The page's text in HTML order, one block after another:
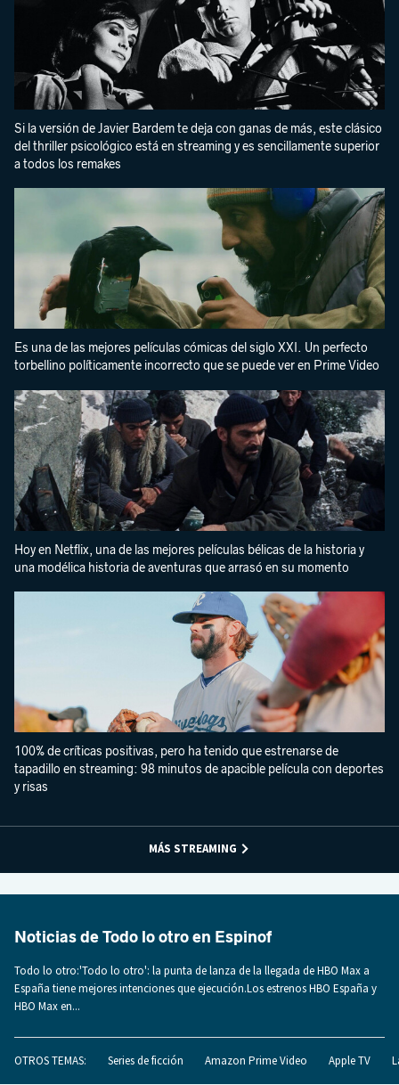
Si la versión de Javier Bardem te deja con ganas de más, este clásico
del thriller psicológico está en streaming y es sencillamente superior
a todos los remakes
Es una de las mejores películas cómicas del siglo XXI. Un perfecto
torbellino políticamente incorrecto que se puede ver en Prime Video
Hoy en Netflix, una de las mejores películas bélicas de la historia y
una modélica historia de aventuras que arrasó en su momento
100% de críticas positivas, pero ha tenido que estrenarse de
tapadillo en streaming: 98 minutos de apacible película con deportes
y risas
MÁS STREAMING
Noticias de Todo lo otro en Espinof
Todo lo otro:'Todo lo otro': la punta de lanza de la llegada de HBO Max a
España tiene mejores intenciones que ejecución.Los estrenos HBO España y
HBO Max en...
OTROS TEMAS: Series de ficción Amazon Prime Video Apple TV